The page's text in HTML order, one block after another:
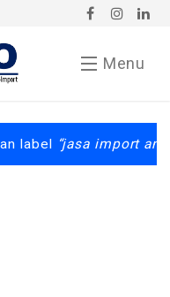
Menu
label
jasa import